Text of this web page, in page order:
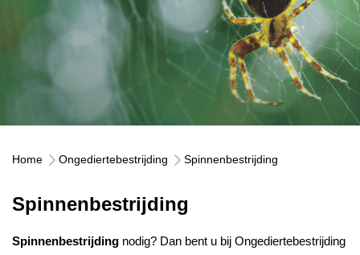
Home Ongediertebestrijding Spinnenbestrijding
Spinnenbestrijding
Spinnenbestrijding nodig? Dan bent u bij Ongediertebestrijding